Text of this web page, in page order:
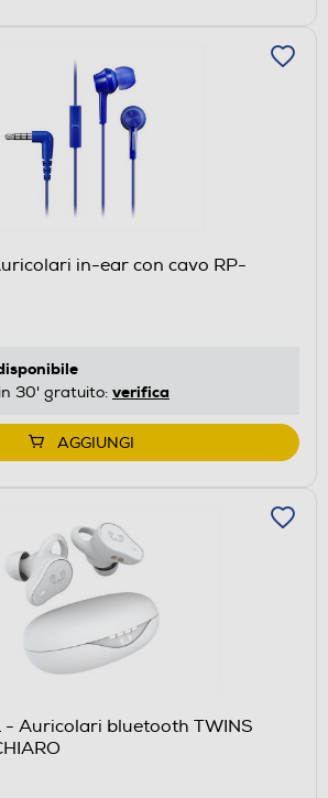
in-ear con cavo RP-
30' gratuito: verifica
AGGIUNGI
- Auricolari bluetooth TWINS